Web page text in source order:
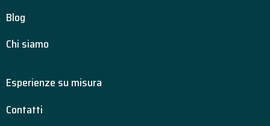
Blog
Chi siamo
Esperienze su misura
Contatti